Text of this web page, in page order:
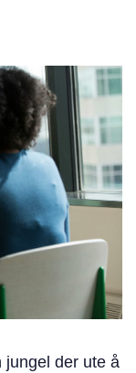
jungel der ute å